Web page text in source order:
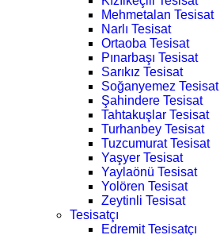
Mehmetalan Tesisat
Narlı Tesisat
Ortaoba Tesisat
Pınarbaşı Tesisat
Sarıkız Tesisat
Soğanyemez Tesisat
Şahindere Tesisat
Tahtakuşlar Tesisat
Turhanbey Tesisat
Tuzcumurat Tesisat
Yaşyer Tesisat
Yaylaönü Tesisat
Yolören Tesisat
Zeytinli Tesisat
Tesisatçı
Edremit Tesisatçı